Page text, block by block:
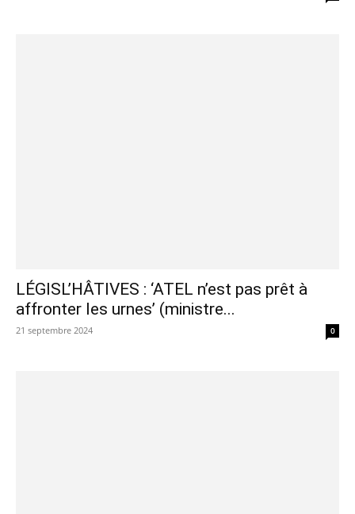
LÉGISL’HÂTIVES : ‘ATEL n’est pas prêt à
affronter les urnes’ (ministre...
21 septembre 2024 0